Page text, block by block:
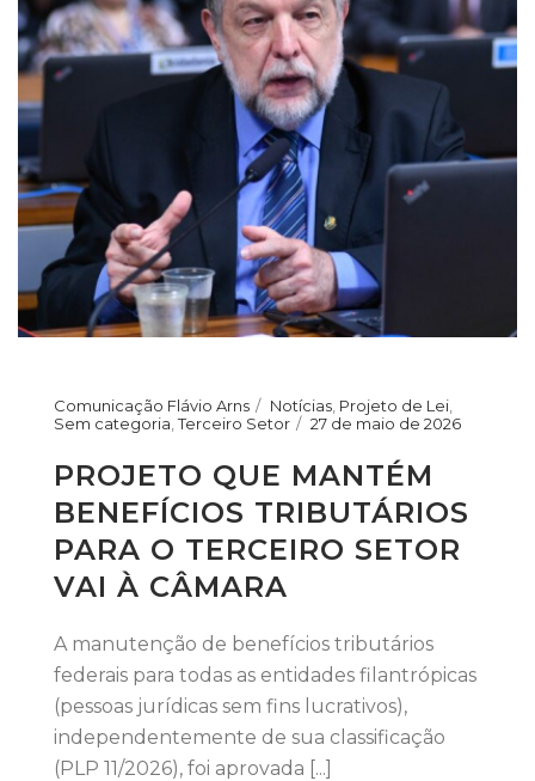
Comunicação Flávio Arns Notícias Projeto de Lei
Sem categoria ,Terceiro Setor 27 de maio de 2026
PROJETO QUE MANTÉM
BENEFÍCIOS TRIBUTÁRIOS
PARA O TERCEIRO SETOR
VAI À CÂMARA
A manutenção de benefícios tributários
federais para todas as entidades filantrópicas
(pessoas jurídicas sem fins lucrativos),
independentemente de sua classificação
(PLP 11/2026), foi aprovada [...]